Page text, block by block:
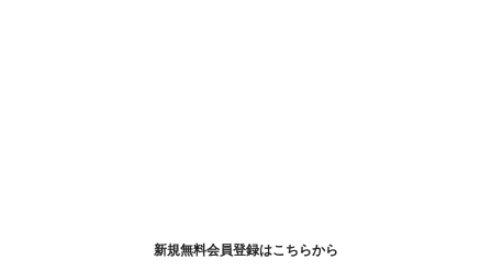
新規無料会員登録はこちらから